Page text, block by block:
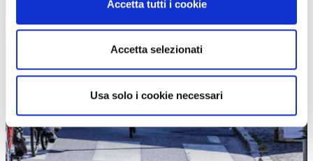
Accetta tutti i cookie
Accetta selezionati
Usa solo i cookie necessari